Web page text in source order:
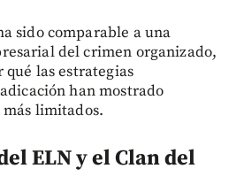
sido comparable a una
del crimen organizado,
las estrategias
han mostrado
limitados.
ELN y el Clan del